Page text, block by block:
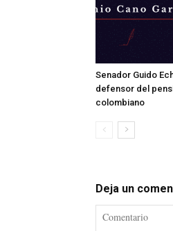
Senador Guido
defensor del
colombiano
Deja un